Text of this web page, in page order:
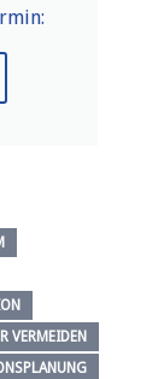
VERMEIDEN